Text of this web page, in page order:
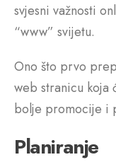
svjesni važnosti
“www” svijetu.
Ono što prvo
web stranicu koja
bolje promocije i
Planiranje